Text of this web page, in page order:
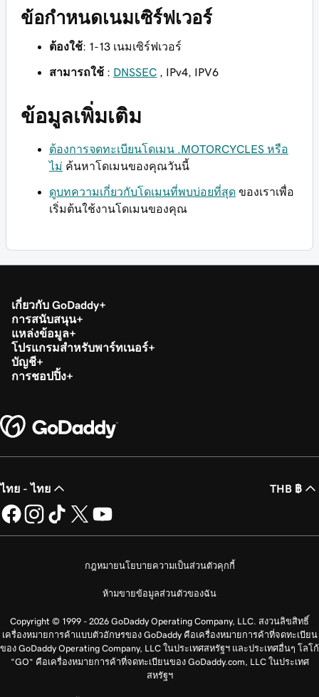
ข้อกำหนดเนมเซิร์ฟเวอร์
ต้องใช้: 1-13 เนมเซิร์ฟเวอร์
สามารถใช้ : DNSSEC , IPv4, IPV6
ข้อมูลเพิ่มเติม
ต้องการจดทะเบียนโดเมน .MOTORCYCLES หรือ
ไม่ ค้นหาโดเมนของคุณวันนี้
ดูบทความเกี่ยวกับโดเมนที่พบบ่อยที่สุด ของเราเพื่อ
เริ่มต้นใช้งานโดเมนของคุณ
เกี่ยวกับ GoDaddy
การสนับสนุน
แหล่งข้อมูล
โปรแกรมสำหรับพาร์ทเนอร์
บัญชี
การชอปปิ้ง
ไทย - ไทย THB ฿
กฎหมายนโยบายความเป็นส่วนตัวคุกกี้
ห้ามขายข้อมูลส่วนตัวของฉัน
Copyright © 1999 - 2026 GoDaddy Operating Company, LLC. สงวนลิขสิทธิ์
เครื่องหมายการค้าแบบตัวอักษรของ GoDaddy คือเครื่องหมายการค้าที่จดทะเบียน
ของ GoDaddy Operating Company, LLC ในประเทศสหรัฐฯ และประเทศอื่นๆ โลโก้
“GO” คือเครื่องหมายการค้าที่จดทะเบียนของ GoDaddy.com, LLC ในประเทศ
สหรัฐฯ